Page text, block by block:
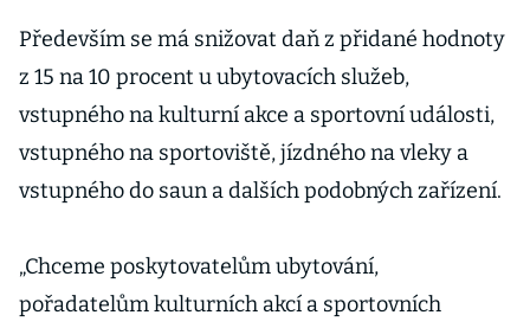
Především se má snižovat daň z přidané hodnoty
z 15 na 10 procent u ubytovacích služeb,
vstupného na kulturní akce a sportovní události,
vstupného na sportoviště, jízdného na vleky a
vstupného do saun a dalších podobných zařízení.
„Chceme poskytovatelům ubytování,
pořadatelům kulturních akcí a sportovních